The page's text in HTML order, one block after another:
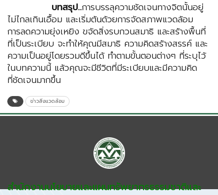
บทสรุป..การบรรลุความชัดเจนทางจิตนั้นอยู่
ไม่ไกลเกินเอื้อม และเริ่มต้นด้วยการจัดสภาพแวดล้อม
การลดความยุ่งเหยิง ขจัดสิ่งรบกวนสมาธิ และสร้างพื้นที่
ที่เป็นระเบียบ จะทำให้คุณมีสมาธิ ความคิดสร้างสรรค์ และ
ความเป็นอยู่โดยรวมดีขึ้นได้ ทำตามขั้นตอนต่างๆ ที่ระบุไว้
ในบทความนี้ แล้วคุณจะมีชีวิตที่มีระเบียบและมีความคิด
ที่ชัดเจนมากขึ้น
ข่าวสิ่งแวดล้อม
สำนักงานนโยบายและแผนทรัพยากรธรรมชาติและ